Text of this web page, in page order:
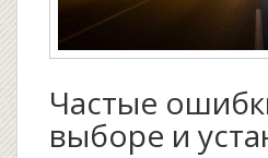
Частые
выборе и